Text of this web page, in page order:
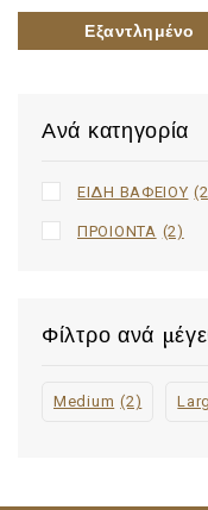
Ανά κατηγορία
ΕΙΔΗ ΒΑΦΕΙΟΥ
ΠΡΟΙΟΝΤΑ (2)
Φίλτρο ανά
Medium (2)